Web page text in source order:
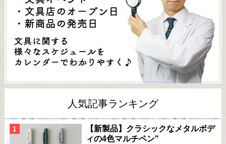
人気記事ランキング
【新製品】クラシックなメタルボデ
ィの4色マルチペン"